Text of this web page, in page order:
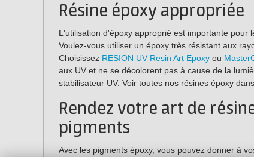
Résine époxy appropriée
L'utilisation d'époxy approprié est importante pour
Voulez-vous utiliser un époxy très résistant aux
Choisissez RESION UV Resin Art Epoxy ou
aux UV et ne se décolorent pas à cause de la
stabilisateur UV. Voir toutes nos résines époxy
Rendez votre art de
pigments
Avec les pigments époxy, vous pouvez donner à